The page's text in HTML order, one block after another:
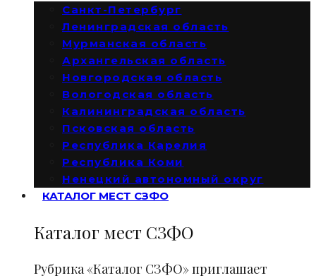
Санкт-Петербург
Ленинградская область
Мурманская область
Архангельская область
Новгородская область
Вологодская область
Калининградская область
Псковская область
Республика Карелия
Республика Коми
Ненецкий автономный округ
КАТАЛОГ МЕСТ СЗФО
Каталог мест СЗФО
Рубрика «Каталог СЗФО» приглашает